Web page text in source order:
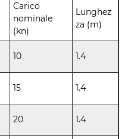
Carico
nominale
(kn)
Lunghez
za (m)
10 1.4
15 1.4
20 1.4